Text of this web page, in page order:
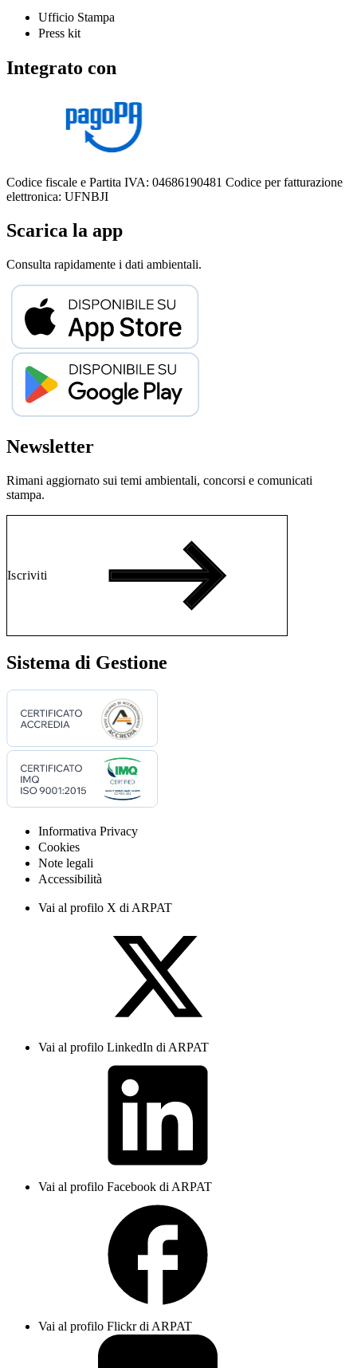
Ufficio Stampa
Press kit
Integrato con
Codice fiscale e Partita IVA: 04686190481 Codice per fatturazione
elettronica: UFNBJI
Scarica la app
Consulta rapidamente i dati ambientali.
Newsletter
Rimani aggiornato sui temi ambientali, concorsi e comunicati
stampa.
Iscriviti
Sistema di Gestione
Informativa Privacy
Cookies
Note legali
Accessibilità
Vai al profilo X di ARPAT
Vai al profilo LinkedIn di ARPAT
Vai al profilo Facebook di ARPAT
Vai al profilo Flickr di ARPAT